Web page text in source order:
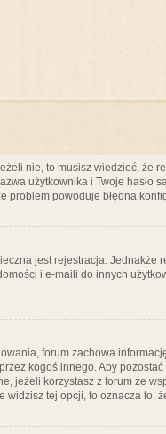
nie, to musisz wiedzieć, że
użytkownika i Twoje hasło
problem powoduje błędna
jest rejestracja. Jednakże
i e-maili do innych
forum zachowa
kogoś innego. Aby
jeżeli korzystasz z forum ze
tej opcji, to oznacza to,